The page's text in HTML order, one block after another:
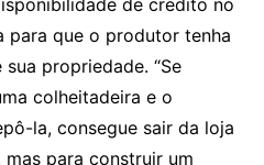
de crédito no
para que o produtor tenha
propriedade. “Se
colheitadeira e o
la, consegue sair da loja
para construir um